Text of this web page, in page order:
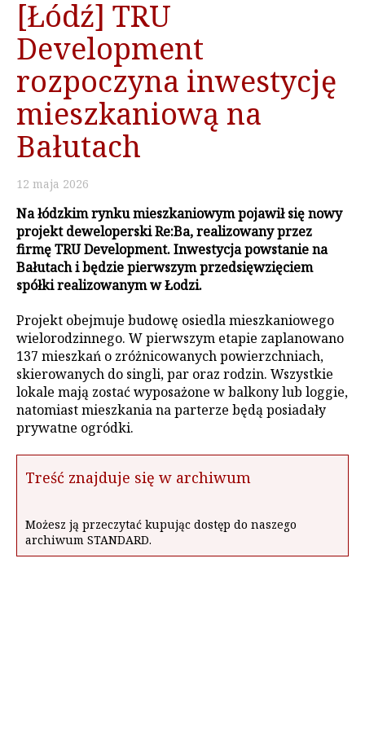
[Łódź] TRU
Development
rozpoczyna inwestycję
mieszkaniową na
Bałutach
12 maja 2026
Na łódzkim rynku mieszkaniowym pojawił się nowy
projekt deweloperski Re:Ba, realizowany przez
firmę TRU Development. Inwestycja powstanie na
Bałutach i będzie pierwszym przedsięwzięciem
spółki realizowanym w Łodzi.
Projekt obejmuje budowę osiedla mieszkaniowego
wielorodzinnego. W pierwszym etapie zaplanowano
137 mieszkań o zróżnicowanych powierzchniach,
skierowanych do singli, par oraz rodzin. Wszystkie
lokale mają zostać wyposażone w balkony lub loggie,
natomiast mieszkania na parterze będą posiadały
prywatne ogródki.
Treść znajduje się w archiwum
Możesz ją przeczytać kupując dostęp do naszego
archiwum STANDARD.